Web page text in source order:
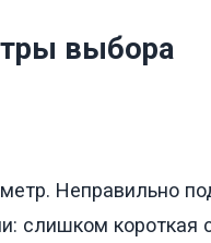
выбора
Неправильно
слишком короткая